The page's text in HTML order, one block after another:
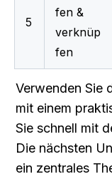
5
fen &
verknüp
fen
Verwenden Sie
mit einem
Sie schnell mit
Die nächsten
ein zentrales